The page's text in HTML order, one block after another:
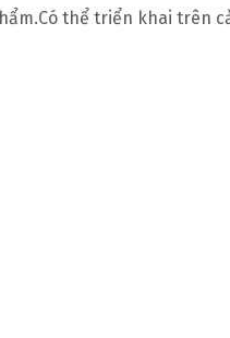
thể triển khai trên